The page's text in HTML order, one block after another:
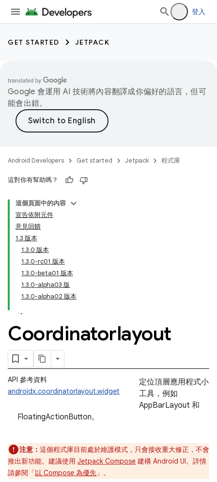
登入
GET STARTED JETPACK
Google 會運用 AI 技術將內容翻譯成你偏好的語言，但可
能會出錯。
Android Developers Get started Jetpack 程式庫
這對你有幫助嗎？
這個頁面中的內容
宣告依附元件
意見回饋
1.3 版本
1.3.0 版本
1.3.0-rc01 版本
1.3.0-beta01 版本
1.3.0-alpha03 版
1.3.0-alpha02 版本
Coordinatorlayout
API 參考資料
androidx.coordinatorlayout.widget
定位頂層應用程式小
工具，例如
AppBarLayout 和
FloatingActionButton。
注意： 這個程式庫目前處於維護模式，只會接收重大修正，不會
推出新功能。建議使用 Jetpack Compose 建構 Android UI。詳情
請參閱「以 Compose 為優先 」。